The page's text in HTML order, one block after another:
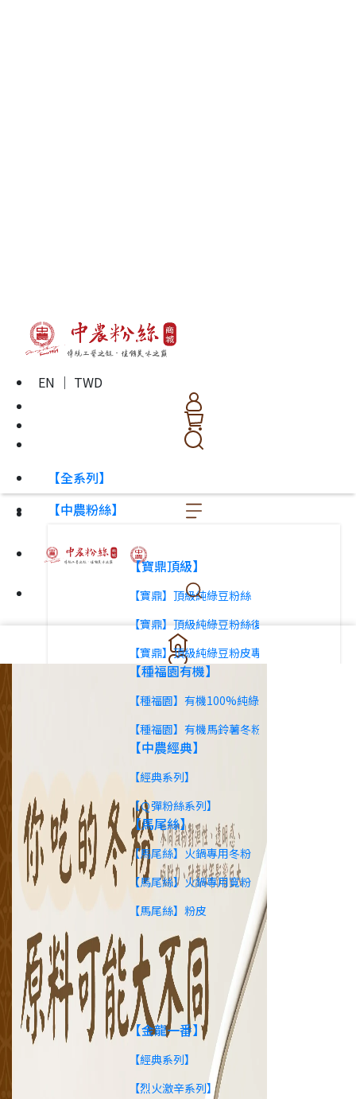
EN ｜ TWD
【全系列】
【中農粉絲】
【寶鼎頂級】
【寶鼎】頂級純綠豆粉絲
【寶鼎】頂級純綠豆粉絲復刻版
【寶鼎】頂級純綠豆粉皮專用綠豆澱粉
【種福園有機】
【種福園】有機100%純綠豆冬粉
【種福園】有機馬鈴薯冬粉
【中農經典】
【經典系列】
【Ｑ彈粉絲系列】
【馬尾絲】
【馬尾絲】火鍋專用冬粉
【馬尾絲】火鍋專用寬粉
【馬尾絲】粉皮
【即時沖泡】
【金龍一番】
【經典系列】
【烈火激辛系列】